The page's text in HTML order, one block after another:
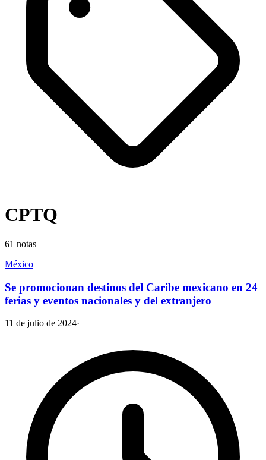
CPTQ
61 notas
México
Se promocionan destinos del Caribe mexicano en 24
ferias y eventos nacionales y del extranjero
11 de julio de 2024·